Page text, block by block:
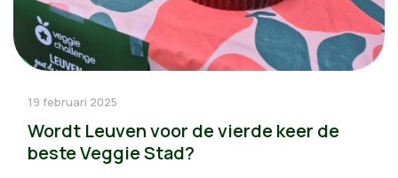
19 februari 2025
Wordt Leuven voor de vierde keer de
beste Veggie Stad?